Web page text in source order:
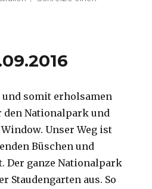
somit erholsamen
Nationalpark und
Unser Weg ist
Büschen und
Der ganze Nationalpark
Staudengarten aus. So